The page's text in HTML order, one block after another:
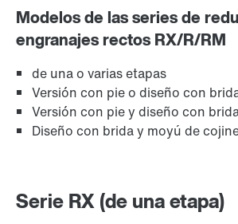
Modelos de las series de
engranajes rectos RX/R/RM
de una o varias etapas
Versión con pie o diseño con
Versión con pie y diseño con
Diseño con brida y moyú de
Serie RX (de una etapa)